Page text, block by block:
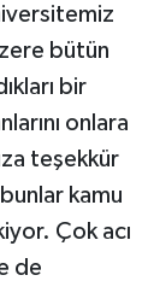
bütün
bir
onlara
teşekkür
kamu
Çok acı
de